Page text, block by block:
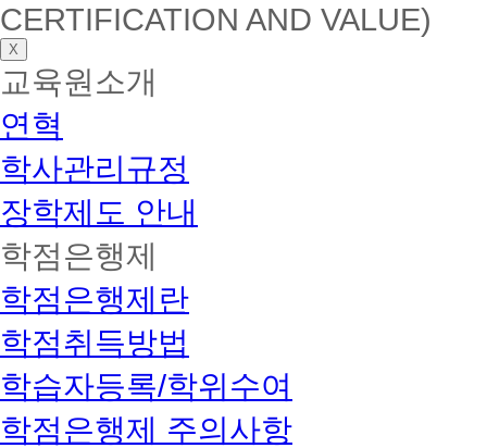
CERTIFICATION AND VALUE)
X
교육원소개
연혁
학사관리규정
장학제도 안내
학점은행제
학점은행제란
학점취득방법
학습자등록/학위수여
학점은행제 주의사항